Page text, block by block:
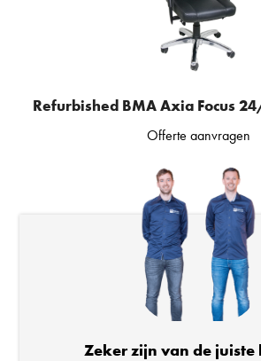
Refurbished BMA Axia Focus
Offerte aanvragen
Zeker zijn van de juiste